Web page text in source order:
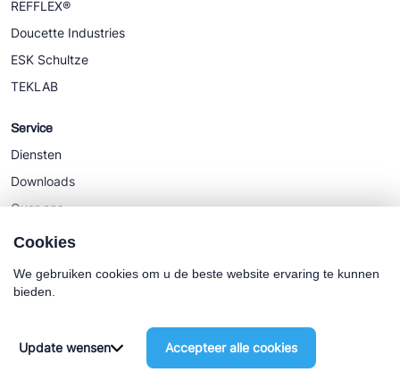
REFFLEX®
Doucette Industries
ESK Schultze
TEKLAB
Service
Diensten
Downloads
Over ons
Nieuws
Algemene Voorwaarden
Cookies
We gebruiken cookies om u de beste website ervaring te kunnen
bieden.
Update wensen Accepteer alle cookies